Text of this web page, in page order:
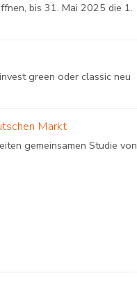
bis 31. Mai 2025 die 1.
green oder classic neu
Markt
gemeinsamen Studie von